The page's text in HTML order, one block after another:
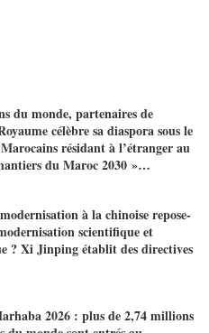
du monde, partenaires de
célèbre sa diaspora sous le
résidant à l’étranger au
du Maroc 2030 »…
à la chinoise repose-
scientifique et
? Xi Jinping établit des directives
2026 : plus de 2,74 millions